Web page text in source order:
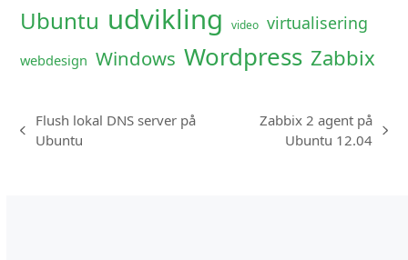
Ubuntu udvikling video virtualisering
webdesign Windows Wordpress Zabbix
previous
Flush lokal DNS server på
Ubuntu
Zabbix 2 agent på
Ubuntu 12.04